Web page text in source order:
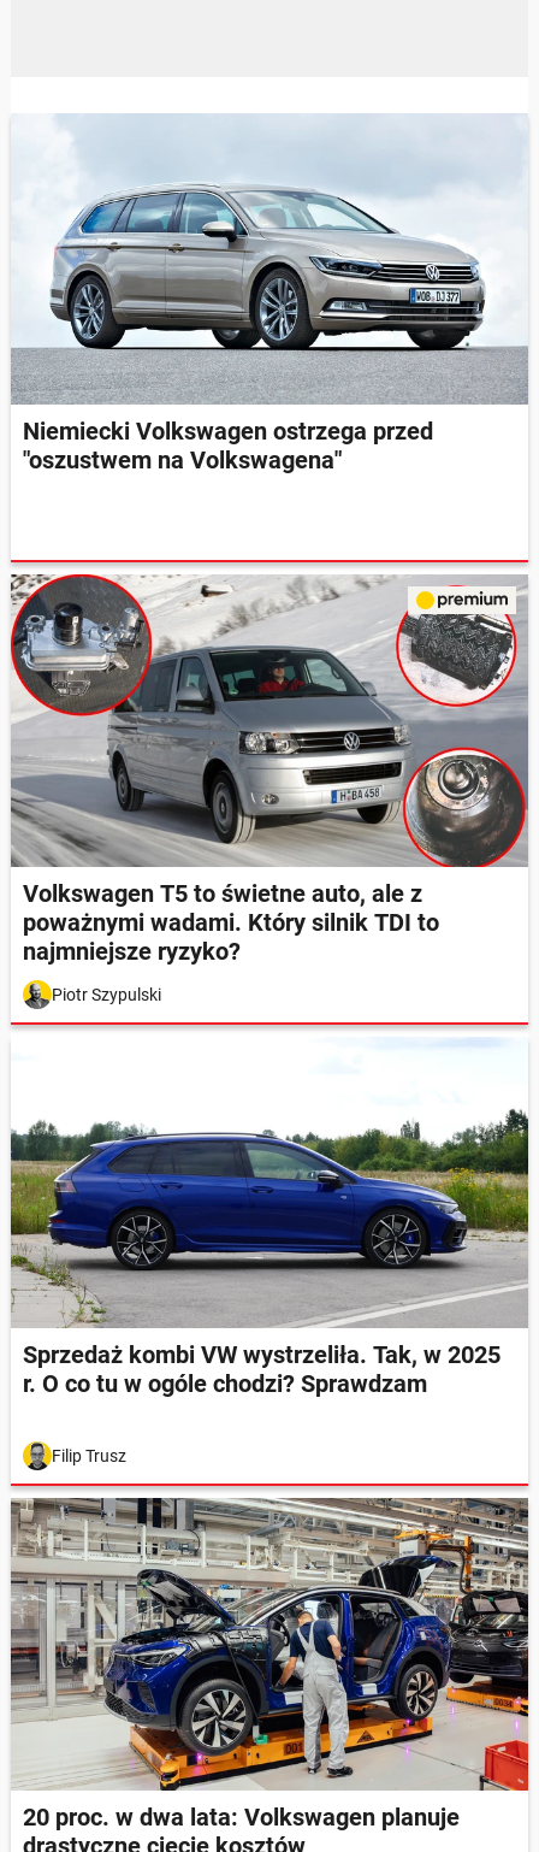
Niemiecki Volkswagen ostrzega przed
"oszustwem na Volkswagena"
Volkswagen T5 to świetne auto, ale z
poważnymi wadami. Który silnik TDI to
najmniejsze ryzyko?
Piotr Szypulski
Sprzedaż kombi VW wystrzeliła. Tak, w 2025
r. O co tu w ogóle chodzi? Sprawdzam
Filip Trusz
20 proc. w dwa lata: Volkswagen planuje
drastyczne cięcie kosztów